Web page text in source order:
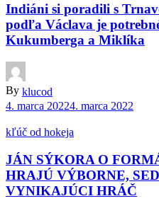
Indiáni si poradili s
podľa Václava je
Kukumberga a Miklíka
By klucod
4. marca 20224. marca 2022
kľúč od hokeja
JÁN SÝKORA O
HRAJÚ VÝBORNE,
VYNIKAJÚCI HRÁČ